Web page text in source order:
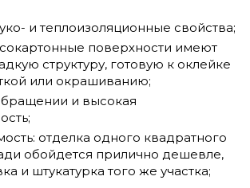
и теплоизоляционные свойства;
поверхности имеют
структуру, готовую к оклейке
или окрашиванию;
и высокая
отделка одного квадратного
обойдется прилично дешевле,
и штукатурка того же участка;